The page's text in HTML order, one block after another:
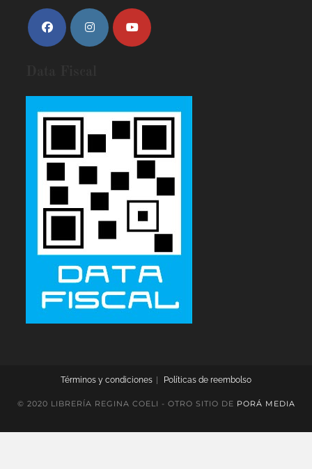
Términos y condiciones Políticas de reembolso
© 2020 LIBRERÍA REGINA COELI - OTRO SITIO DE PORÁ MEDIA